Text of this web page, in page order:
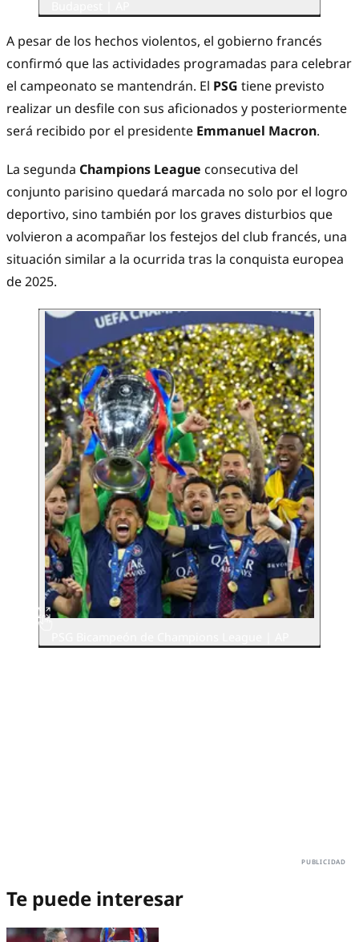
A pesar de los hechos violentos, el gobierno francés
confirmó que las actividades programadas para celebrar
el campeonato se mantendrán. El PSG tiene previsto
realizar un desfile con sus aficionados y posteriormente
será recibido por el presidente Emmanuel Macron.
La segunda Champions League consecutiva del
conjunto parisino quedará marcada no solo por el logro
deportivo, sino también por los graves disturbios que
volvieron a acompañar los festejos del club francés, una
situación similar a la ocurrida tras la conquista europea
de 2025.
Te puede interesar